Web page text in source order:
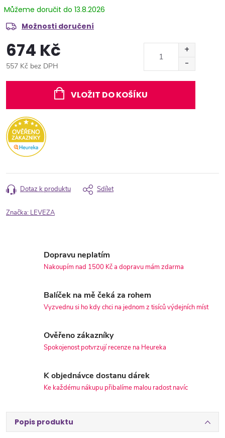
13.8.2026
Možnosti doručení
674 Kč
557 Kč bez DPH
VLOŽIT DO KOŠÍKU
Dotaz k produktu Sdílet
Značka: LEVEZA
Dopravu neplatím
Nakoupím nad 1500 Kč a dopravu mám zdarma
Balíček na mě čeká za rohem
Vyzvednu si ho kdy chci na jednom z tisíců výdejních míst
Ověřeno zákazníky
Spokojenost potvrzují recenze na Heureka
K objednávce dostanu dárek
Ke každému nákupu přibalíme malou radost navíc
Popis produktu